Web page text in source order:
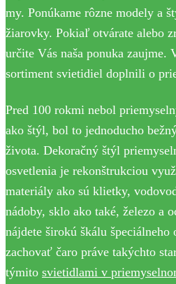
my. Ponúkame rôzne modely a
žiarovky. Pokiaľ otvárate alebo
určite Vás naša ponuka zaujme.
sortiment svietidiel doplnili o
Pred 100 rokmi nebol
ako štýl, bol to jednoducho
života. Dekoračný štýl
osvetlenia je rekonštrukciou
materiály ako sú klietky,
nádoby, sklo ako také, železo a
nájdete širokú škálu špeciálneho
zachovať čaro práve takýchto
týmito svietidlami v